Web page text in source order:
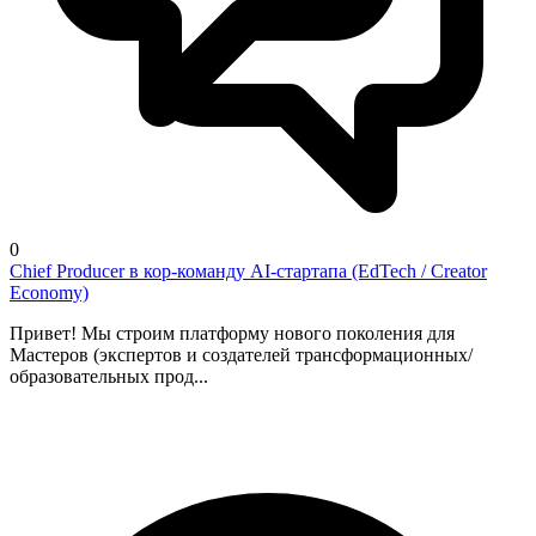
0
Chief Producer в кор-команду AI-стартапа (EdTech / Creator
Economy)
Привет! Мы строим платформу нового поколения для
Мастеров (экспертов и создателей трансформационных/
образовательных прод...